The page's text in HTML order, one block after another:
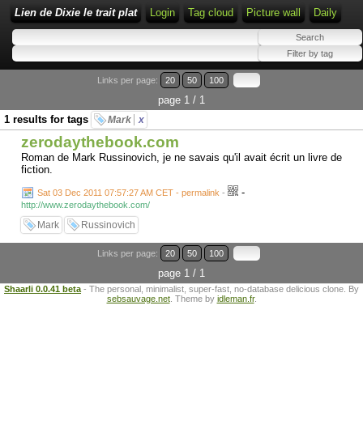
Lien de Dixie le trait plat Login Tag cloud Picture wall Daily
Links per page: 20 50 100
page 1 / 1
1 results for tags
Mark x
zerodaythebook.com
Roman de Mark Russinovich, je ne savais qu'il avait écrit un livre de
fiction.
Sat 03 Dec 2011 07:57:27 AM CET - permalink - -
http://www.zerodaythebook.com/
Mark Russinovich
Links per page: 20 50 100
page 1 / 1
Shaarli 0.0.41 beta - The personal, minimalist, super-fast, no-database delicious clone. By
sebsauvage.net. Theme by idleman.fr.